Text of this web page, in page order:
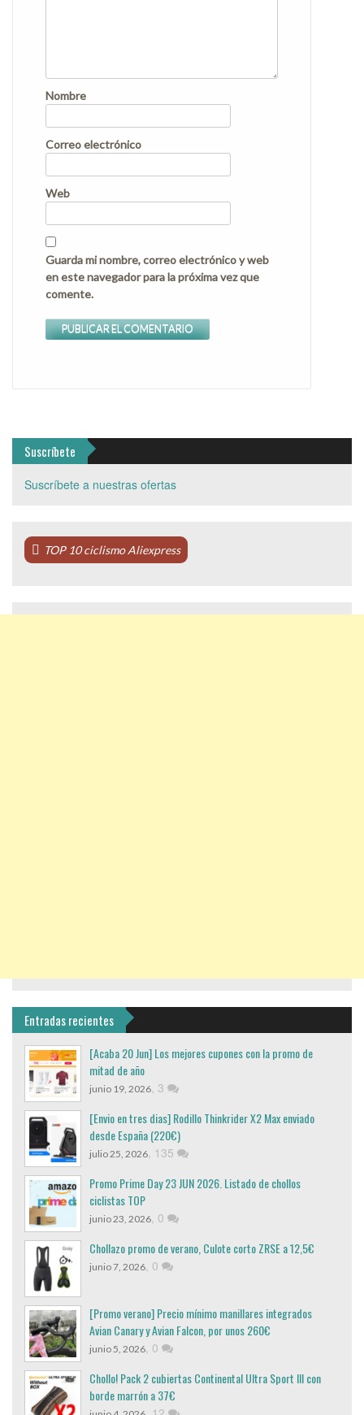
Nombre
Correo electrónico
Web
Guarda mi nombre, correo electrónico y web
en este navegador para la próxima vez que
comente.
Suscríbete
Suscríbete a nuestras ofertas
TOP 10 ciclismo Aliexpress
Entradas recientes
[Acaba 20 Jun] Los mejores cupones con la promo de
mitad de año
junio 19, 2026, 3
[Envio en tres dias] Rodillo Thinkrider X2 Max enviado
desde España (220€)
julio 25, 2026, 135
Promo Prime Day 23 JUN 2026. Listado de chollos
ciclistas TOP
junio 23, 2026, 0
Chollazo promo de verano, Culote corto ZRSE a 12,5€
junio 7, 2026, 0
[Promo verano] Precio mínimo manillares integrados
Avian Canary y Avian Falcon, por unos 260€
junio 5, 2026, 0
Chollo! Pack 2 cubiertas Continental Ultra Sport III con
borde marrón a 37€